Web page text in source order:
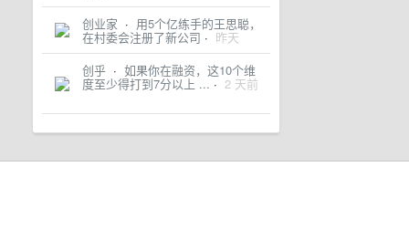
创业家 · 用5个亿练手的王思聪，
在村委会注册了新公司 · 昨天
创乎 · 如果你在融资，这10个维
度至少得打到7分以上 ... · 2 天前